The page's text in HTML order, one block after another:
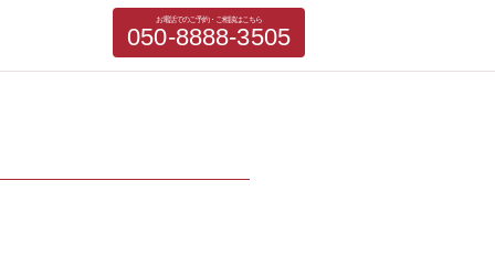
お電話でのご予約・ご相談はこちら
050-8888-3505